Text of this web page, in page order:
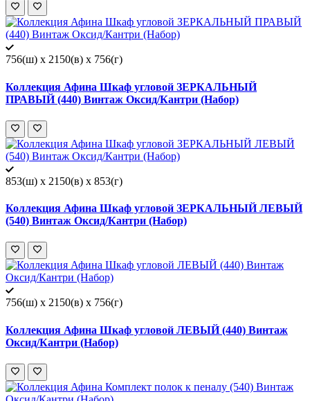
756(ш) x 2150(в) x 756(г)
Коллекция Афина Шкаф угловой ЗЕРКАЛЬНЫЙ
ПРАВЫЙ (440) Винтаж Оксид/Кантри (Набор)
853(ш) x 2150(в) x 853(г)
Коллекция Афина Шкаф угловой ЗЕРКАЛЬНЫЙ ЛЕВЫЙ
(540) Винтаж Оксид/Кантри (Набор)
756(ш) x 2150(в) x 756(г)
Коллекция Афина Шкаф угловой ЛЕВЫЙ (440) Винтаж
Оксид/Кантри (Набор)